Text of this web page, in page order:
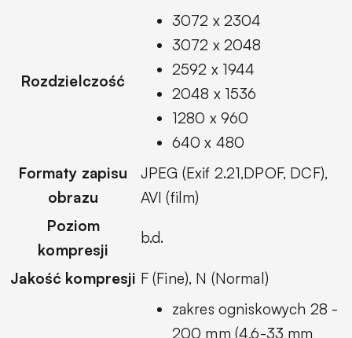
Rozdzielczość
3072 x 2304
3072 x 2048
2592 x 1944
2048 x 1536
1280 x 960
640 x 480
Formaty zapisu
obrazu
JPEG (Exif 2.21,DPOF, DCF),
AVI (film)
Poziom
kompresji
b.d.
Jakość kompresji F (Fine), N (Normal)
zakres ogniskowych 28 -
200 mm (4,6-33 mm